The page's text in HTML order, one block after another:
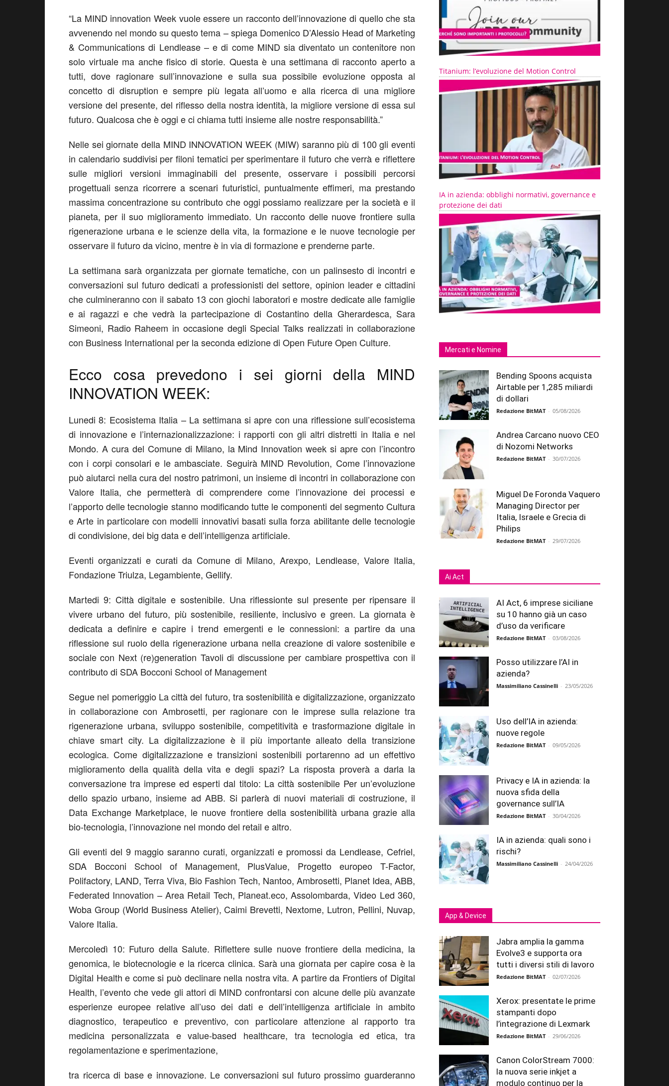
“La MIND innovation Week vuole essere un racconto dell’innovazione di quello che sta
avvenendo nel mondo su questo tema – spiega Domenico D’Alessio Head of Marketing
& Communications di Lendlease – e di come MIND sia diventato un contenitore non
solo virtuale ma anche fisico di storie. Questa è una settimana di racconto aperto a
tutti, dove ragionare sull’innovazione e sulla sua possibile evoluzione opposta al
concetto di disruption e sempre più legata all’uomo e alla ricerca di una migliore
versione del presente, del riflesso della nostra identità, la migliore versione di essa sul
futuro. Qualcosa che è oggi e ci chiama tutti insieme alle nostre responsabilità.”
Nelle sei giornate della MIND INNOVATION WEEK (MIW) saranno più di 100 gli eventi
in calendario suddivisi per filoni tematici per sperimentare il futuro che verrà e riflettere
sulle migliori versioni immaginabili del presente, osservare i possibili percorsi
progettuali senza ricorrere a scenari futuristici, puntualmente effimeri, ma prestando
massima concentrazione su contributo che oggi possiamo realizzare per la società e il
pianeta, per il suo miglioramento immediato. Un racconto delle nuove frontiere sulla
rigenerazione urbana e le scienze della vita, la formazione e le nuove tecnologie per
osservare il futuro da vicino, mentre è in via di formazione e prenderne parte.
La settimana sarà organizzata per giornate tematiche, con un palinsesto di incontri e
conversazioni sul futuro dedicati a professionisti del settore, opinion leader e cittadini
che culmineranno con il sabato 13 con giochi laboratori e mostre dedicate alle famiglie
e ai ragazzi e che vedrà la partecipazione di Costantino della Gherardesca, Sara
Simeoni, Radio Raheem in occasione degli Special Talks realizzati in collaborazione
con Business International per la seconda edizione di Open Future Open Culture.
Ecco cosa prevedono i sei giorni della MIND
INNOVATION WEEK:
Lunedi 8: Ecosistema Italia – La settimana si apre con una riflessione sull’ecosistema
di innovazione e l’internazionalizzazione: i rapporti con gli altri distretti in Italia e nel
Mondo. A cura del Comune di Milano, la Mind Innovation week si apre con l’incontro
con i corpi consolari e le ambasciate. Seguirà MIND Revolution, Come l’innovazione
può aiutarci nella cura del nostro patrimoni, un insieme di incontri in collaborazione con
Valore Italia, che permetterà di comprendere come l’innovazione dei processi e
l’apporto delle tecnologie stanno modificando tutte le componenti del segmento Cultura
e Arte in particolare con modelli innovativi basati sulla forza abilitante delle tecnologie
di condivisione, dei big data e dell’intelligenza artificiale.
Eventi organizzati e curati da Comune di Milano, Arexpo, Lendlease, Valore Italia,
Fondazione Triulza, Legambiente, Gellify.
Martedi 9: Città digitale e sostenibile. Una riflessionte sul presente per ripensare il
vivere urbano del futuro, più sostenibile, resiliente, inclusivo e green. La giornata è
dedicata a definire e capire i trend emergenti e le connessioni: a partire da una
riflessione sul ruolo della rigenerazione urbana nella creazione di valore sostenibile e
sociale con Next (re)generation Tavoli di discussione per cambiare prospettiva con il
contributo di SDA Bocconi School of Management
Segue nel pomeriggio La città del futuro, tra sostenibilità e digitalizzazione, organizzato
in collaborazione con Ambrosetti, per ragionare con le imprese sulla relazione tra
rigenerazione urbana, sviluppo sostenibile, competitività e trasformazione digitale in
chiave smart city. La digitalizzazione è il più importante alleato della transizione
ecologica. Come digitalizzazione e transizioni sostenibili portarenno ad un effettivo
miglioramento della qualità della vita e degli spazi? La risposta proverà a darla la
conversazione tra imprese ed esperti dal titolo: La città sostenibile Per un’evoluzione
dello spazio urbano, insieme ad ABB. Si parlerà di nuovi materiali di costruzione, il
Data Exchange Marketplace, le nuove frontiere della sostenibilità urbana grazie alla
bio-tecnologia, l’innovazione nel mondo del retail e altro.
Gli eventi del 9 maggio saranno curati, organizzati e promossi da Lendlease, Cefriel,
SDA Bocconi School of Management, PlusValue, Progetto europeo T-Factor,
Polifactory, LAND, Terra Viva, Bio Fashion Tech, Nantoo, Ambrosetti, Planet Idea, ABB,
Federated Innovation – Area Retail Tech, Planeat.eco, Assolombarda, Video Led 360,
Woba Group (World Business Atelier), Caimi Brevetti, Nextome, Lutron, Pellini, Nuvap,
Valore Italia.
Mercoledì 10: Futuro della Salute. Riflettere sulle nuove frontiere della medicina, la
genomica, le biotecnologie e la ricerca clinica. Sarà una giornata per capire cosa è la
Digital Health e come si può declinare nella nostra vita. A partire da Frontiers of Digital
Health, l’evento che vede gli attori di MIND confrontarsi con alcune delle più avanzate
esperienze europee relative all’uso dei dati e dell’intelligenza artificiale in ambito
diagnostico, terapeutico e preventivo, con particolare attenzione al rapporto tra
medicina personalizzata e value-based healthcare, tra tecnologia ed etica, tra
regolamentazione e sperimentazione,
tra ricerca di base e innovazione. Le conversazioni sul futuro prossimo guarderanno
Titanium: l’evoluzione del Motion Control
IA in azienda: obblighi normativi, governance e
protezione dei dati
Mercati e Nomine
Bending Spoons acquista
Airtable per 1,285 miliardi
di dollari
Redazione BitMAT - 05/08/2026
Andrea Carcano nuovo CEO
di Nozomi Networks
Redazione BitMAT - 30/07/2026
Miguel De Foronda Vaquero
Managing Director per
Italia, Israele e Grecia di
Philips
Redazione BitMAT - 29/07/2026
Ai Act
AI Act, 6 imprese siciliane
su 10 hanno già un caso
d’uso da verificare
Redazione BitMAT - 03/08/2026
Posso utilizzare l’AI in
azienda?
Massimiliano Cassinelli - 23/05/2026
Uso dell’IA in azienda:
nuove regole
Redazione BitMAT - 09/05/2026
Privacy e IA in azienda: la
nuova sfida della
governance sull’IA
Redazione BitMAT - 30/04/2026
IA in azienda: quali sono i
rischi?
Massimiliano Cassinelli - 24/04/2026
App & Device
Jabra amplia la gamma
Evolve3 e supporta ora
tutti i diversi stili di lavoro
Redazione BitMAT - 02/07/2026
Xerox: presentate le prime
stampanti dopo
l’integrazione di Lexmark
Redazione BitMAT - 29/06/2026
Canon ColorStream 7000:
la nuova serie inkjet a
modulo continuo per la